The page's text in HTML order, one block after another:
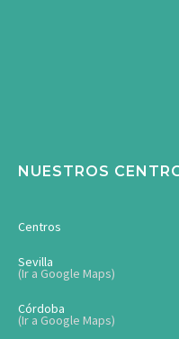
NUESTROS
Centros
Sevilla
(Ir a Google Maps)
Córdoba
(Ir a Google Maps)